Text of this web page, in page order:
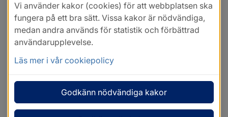
Vi använder kakor (cookies) för att webbplatsen ska
fungera på ett bra sätt. Vissa kakor är nödvändiga,
medan andra används för statistik och förbättrad
användarupplevelse.
Läs mer i vår cookiepolicy
Godkänn nödvändiga kakor